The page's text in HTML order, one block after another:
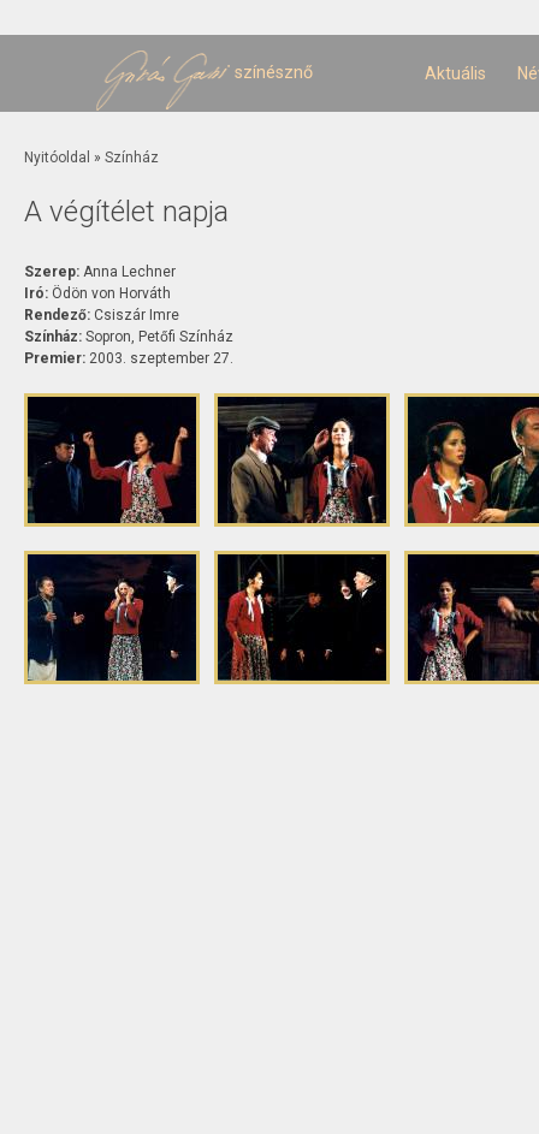
színésznő Aktuális
Jelenlegi hely
Nyitóoldal » Színház
A végítélet napja
Szerep: Anna Lechner
Iró: Ödön von Horváth
Rendező: Csiszár Imre
Színház: Sopron, Petőfi Színház
Premier: 2003. szeptember 27.